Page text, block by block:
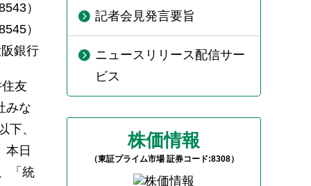
）
）
銀行
友
みな
下、
本日
「統
記者会見発言要旨
ニュースリリース配信サー
ビス
株価情報
（東証プライム市場 証券コード:8308）